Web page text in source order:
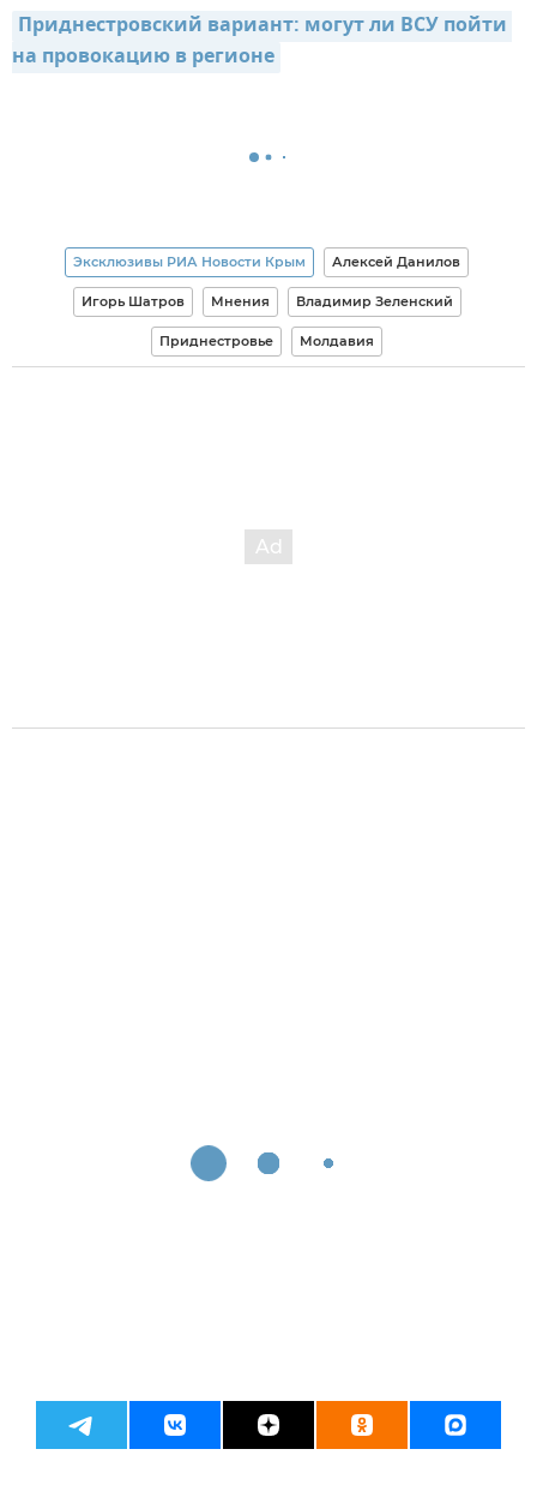
Приднестровский вариант: могут ли ВСУ пойти
на провокацию в регионе
Эксклюзивы РИА Новости Крым Алексей Данилов
Игорь Шатров Мнения Владимир Зеленский
Приднестровье Молдавия